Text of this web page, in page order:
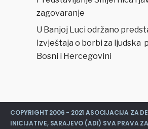
zagovaranje
U Banjoj Luci održano
Izvještaja o borbi za ljudska
Bosni i Hercegovini
COPYRIGHT 2006 - 2021 ASOCIJACIJA ZA
INICIJATIVE, SARAJEVO (ADI) SVA PRAVA